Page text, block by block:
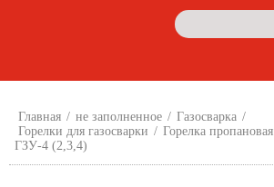
Главная / не заполненное / Газосварка /
Горелки для газосварки / Горелка пропановая
ГЗУ-4 (2,3,4)